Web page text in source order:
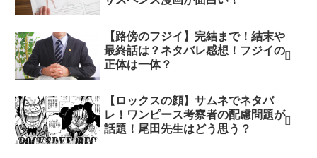
【路傍のフジイ】完結まで！結末や
最終話は？ネタバレ感想！フジイの
正体は一体？
【ロックスの顔】サムネでネタバ
レ！ワンピース考察者の配慮問題が
話題！尾田先生はどう思う？